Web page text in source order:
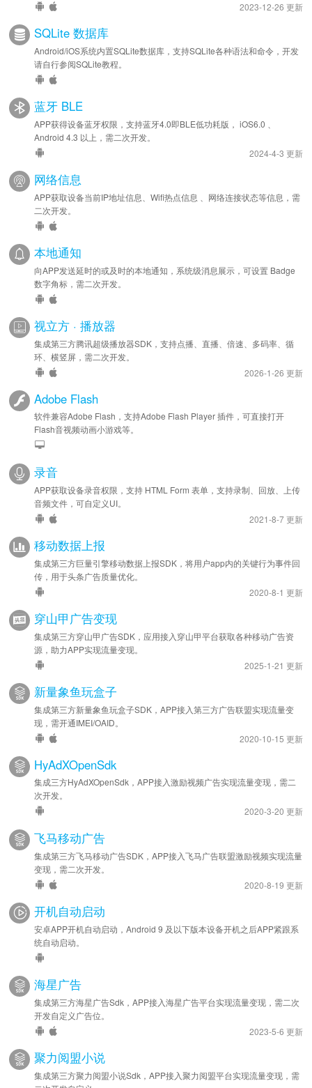
2023-12-26 更新
SQLite 数据库
Android/iOS系统内置SQLite数据库，支持SQLite各种语法和命令，开发
请自行参阅SQLite教程。
蓝牙 BLE
APP获得设备蓝牙权限，支持蓝牙4.0即BLE低功耗版， iOS6.0 、
Android 4.3 以上，需二次开发。
2024-4-3 更新
网络信息
APP获取设备当前IP地址信息、Wifi热点信息 、网络连接状态等信息，需
二次开发。
本地通知
向APP发送延时的或及时的本地通知，系统级消息展示，可设置 Badge
数字角标，需二次开发。
视立方 · 播放器
集成第三方腾讯超级播放器SDK，支持点播、直播、倍速、多码率、循
环、横竖屏，需二次开发。
2026-1-26 更新
Adobe Flash
软件兼容Adobe Flash，支持Adobe Flash Player 插件，可直接打开
Flash音视频动画小游戏等。
录音
APP获取设备录音权限，支持 HTML Form 表单，支持录制、回放、上传
音频文件，可自定义UI。
2021-8-7 更新
移动数据上报
集成第三方巨量引擎移动数据上报SDK，将用户app内的关键行为事件回
传，用于头条广告质量优化。
2020-8-1 更新
穿山甲广告变现
集成第三方穿山甲广告SDK，应用接入穿山甲平台获取各种移动广告资
源，助力APP实现流量变现。
2025-1-21 更新
新量象鱼玩盒子
集成第三方新量象鱼玩盒子SDK，APP接入第三方广告联盟实现流量变
现，需开通IMEI/OAID。
2020-10-15 更新
HyAdXOpenSdk
集成三方HyAdXOpenSdk，APP接入激励视频广告实现流量变现，需二
次开发。
2020-3-20 更新
飞马移动广告
集成第三方飞马移动广告SDK，APP接入飞马广告联盟激励视频实现流量
变现，需二次开发。
2020-8-19 更新
开机自动启动
安卓APP开机自动启动，Android 9 及以下版本设备开机之后APP紧跟系
统自动启动。
海星广告
集成第三方海星广告Sdk，APP接入海星广告平台实现流量变现，需二次
开发自定义广告位。
2023-5-6 更新
聚力阅盟小说
集成第三方聚力阅盟小说Sdk，APP接入聚力阅盟平台实现流量变现，需